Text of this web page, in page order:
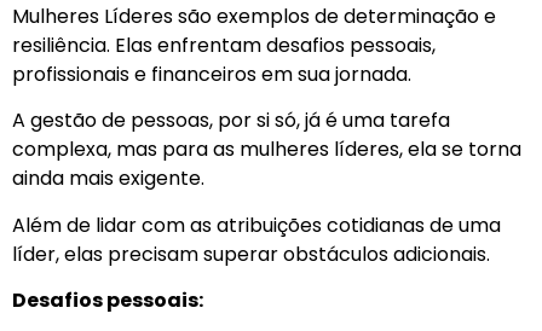
Mulheres Líderes são exemplos de determinação e
resiliência. Elas enfrentam desafios pessoais,
profissionais e financeiros em sua jornada.
A gestão de pessoas, por si só, já é uma tarefa
complexa, mas para as mulheres líderes, ela se torna
ainda mais exigente.
Além de lidar com as atribuições cotidianas de uma
líder, elas precisam superar obstáculos adicionais.
Desafios pessoais: